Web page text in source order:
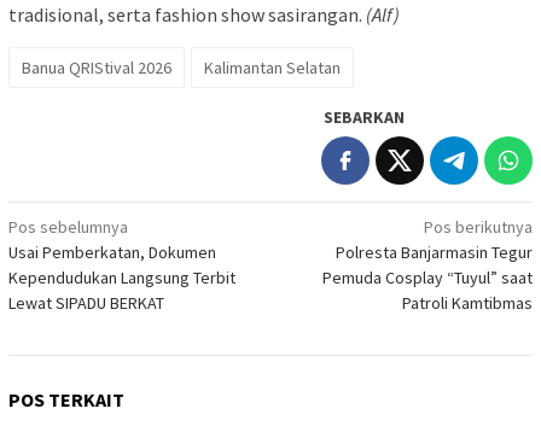
tradisional, serta fashion show sasirangan. (Alf)
Banua QRIStival 2026 Kalimantan Selatan
SEBARKAN
Navigasi
pos
Pos sebelumnya
Usai Pemberkatan, Dokumen
Kependudukan Langsung Terbit
Lewat SIPADU BERKAT
Pos berikutnya
Polresta Banjarmasin Tegur
Pemuda Cosplay “Tuyul” saat
Patroli Kamtibmas
POS TERKAIT